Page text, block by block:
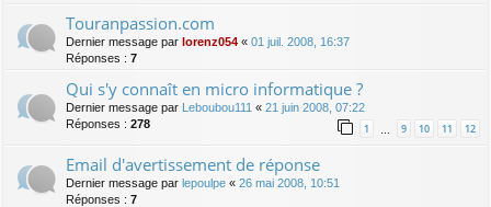
Touranpassion.com
Dernier message par lorenz054 « 01 juil. 2008, 16:37
Réponses : 7
Qui s'y connaît en micro informatique ?
Dernier message par Leboubou111 « 21 juin 2008, 07:22
Réponses : 278 1 9 10 11 12
Email d'avertissement de réponse
Dernier message par lepoulpe « 26 mai 2008, 10:51
Réponses : 7